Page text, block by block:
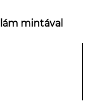
mintával